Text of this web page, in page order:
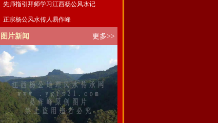
先师指引拜师学习江西杨公风水记
正宗杨公风水传人易作峰
图片新闻 更多>>